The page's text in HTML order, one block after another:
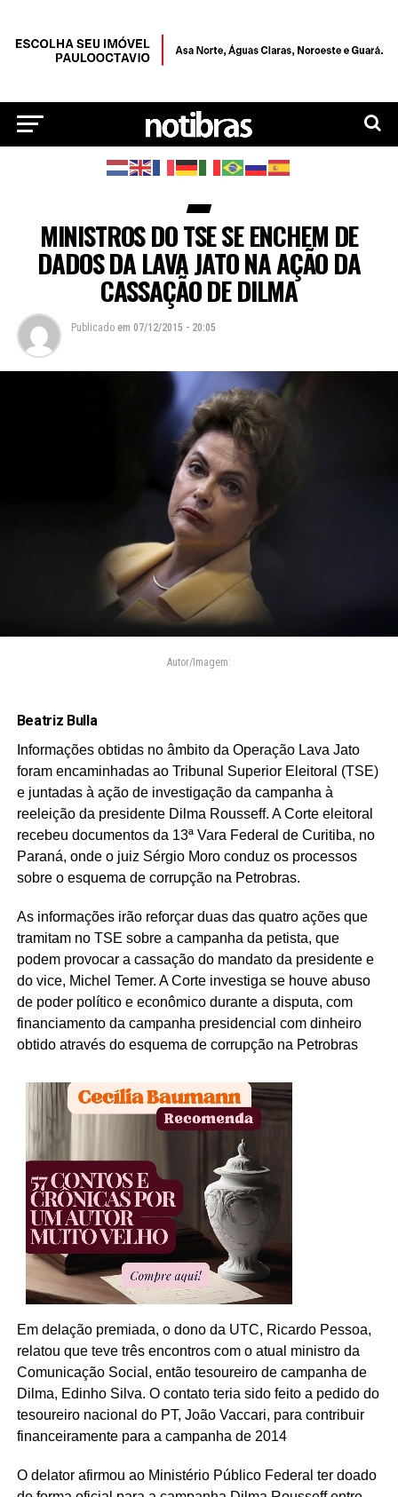
MINISTROS DO TSE SE ENCHEM DE
DADOS DA LAVA JATO NA AÇÃO DA
CASSAÇÃO DE DILMA
Publicado em 07/12/2015 - 20:05
Autor/Imagem:
Beatriz Bulla
Informações obtidas no âmbito da Operação Lava Jato
foram encaminhadas ao Tribunal Superior Eleitoral (TSE)
e juntadas à ação de investigação da campanha à
reeleição da presidente Dilma Rousseff. A Corte eleitoral
recebeu documentos da 13ª Vara Federal de Curitiba, no
Paraná, onde o juiz Sérgio Moro conduz os processos
sobre o esquema de corrupção na Petrobras.
As informações irão reforçar duas das quatro ações que
tramitam no TSE sobre a campanha da petista, que
podem provocar a cassação do mandato da presidente e
do vice, Michel Temer. A Corte investiga se houve abuso
de poder político e econômico durante a disputa, com
financiamento da campanha presidencial com dinheiro
obtido através do esquema de corrupção na Petrobras
Em delação premiada, o dono da UTC, Ricardo Pessoa,
relatou que teve três encontros com o atual ministro da
Comunicação Social, então tesoureiro de campanha de
Dilma, Edinho Silva. O contato teria sido feito a pedido do
tesoureiro nacional do PT, João Vaccari, para contribuir
financeiramente para a campanha de 2014
O delator afirmou ao Ministério Público Federal ter doado